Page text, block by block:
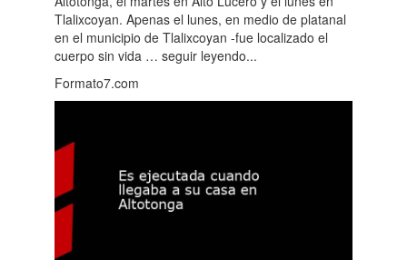
Tlalixcoyan. Apenas el lunes, en medio de platanal
en el municipio de Tlalixcoyan -fue localizado el
cuerpo sin vida … seguir leyendo...
Formato7.com